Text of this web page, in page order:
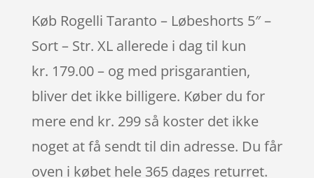
Køb Rogelli Taranto – Løbeshorts 5″ –
Sort – Str. XL allerede i dag til kun
kr. 179.00 – og med prisgarantien,
bliver det ikke billigere. Køber du for
mere end kr. 299 så koster det ikke
noget at få sendt til din adresse. Du får
oven i købet hele 365 dages returret.